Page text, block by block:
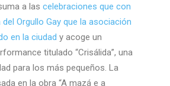
a las celebraciones que con
Orgullo Gay que la asociación
en la ciudad y acoge un
titulado “Crisálida”, una
para los más pequeños. La
en la obra “A mazá e a